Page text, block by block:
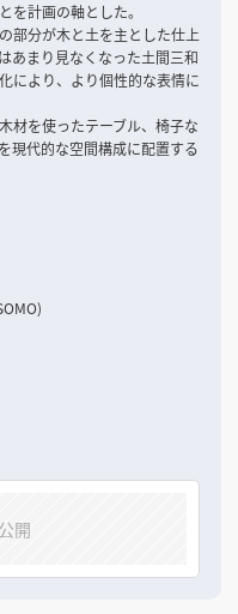
を計画の軸とした。
部分が木と土を主とした仕上
あまり見なくなった土間三和
により、より個性的な表情に
材を使ったテーブル、椅子な
現代的な空間構成に配置する
開